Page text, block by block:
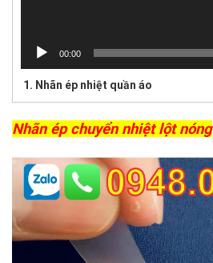
00:00
1. Nhãn ép nhiệt quần áo
Nhãn ép chuyển nhiệt lột nóng